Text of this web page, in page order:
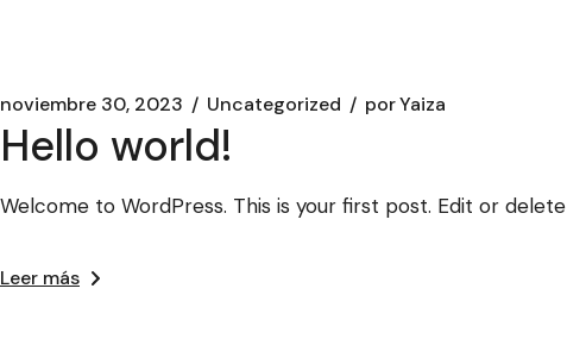
noviembre 30, 2023 Uncategorized porYaiza
Hello world!
Welcome to WordPress. This is your first post. Edit or
Leer más